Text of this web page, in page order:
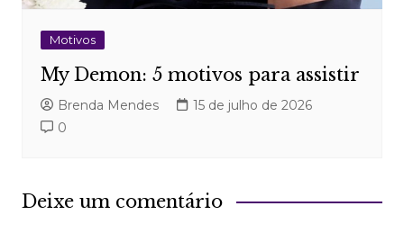
Motivos
My Demon: 5 motivos para assistir
Brenda Mendes
15 de julho de 2026
0
Deixe um comentário